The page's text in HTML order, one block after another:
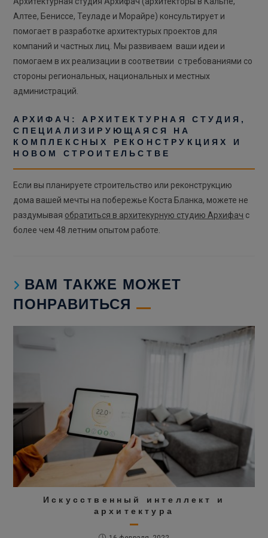
Алтее, Бениссе, Теуладе и Морайре) консультирует и
помогает в разработке архитектурых проектов для
компаний и частных лиц. Мы развиваем ваши идеи и
помогаем в их реализации в соответвии с требованиями со
стороны региональных, национальных и местных
администраций.
АРХИФАЧ: АРХИТЕКТУРНАЯ СТУДИЯ,
СПЕЦИАЛИЗИРУЮЩАЯСЯ НА
КОМПЛЕКСНЫХ РЕКОНСТРУКЦИЯХ И
НОВОМ СТРОИТЕЛЬСТВЕ
Если вы планируете строительство или реконструкцию
дома вашей мечты на побережье Коста Бланка, можете не
раздумывая обратиться в архитекурную студию Архифач с
более чем 48 летним опытом работе.
ВАМ ТАКЖЕ МОЖЕТ
ПОНРАВИТЬСЯ
Искусственный интеллект и
архитектура